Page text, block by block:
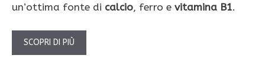
un’ottima fonte di calcio, ferro e vitamina B1.
SCOPRI DI PIÙ